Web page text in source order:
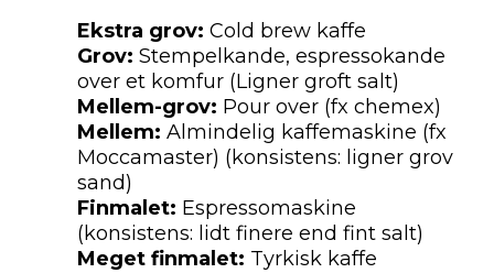
Ekstra grov: Cold brew kaffe
Grov: Stempelkande, espressokande
over et komfur (Ligner groft salt)
Mellem-grov: Pour over (fx chemex)
Mellem: Almindelig kaffemaskine (fx
Moccamaster) (konsistens: ligner grov
sand)
Finmalet: Espressomaskine
(konsistens: lidt finere end fint salt)
Meget finmalet: Tyrkisk kaffe